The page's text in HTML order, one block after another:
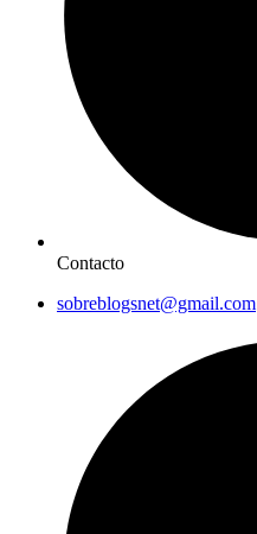
Contacto
sobreblogsnet@gmail.com